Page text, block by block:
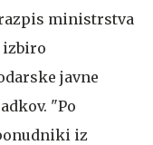
ministrstva
izbiro
javne
"Po
iz